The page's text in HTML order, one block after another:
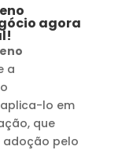
agora
a
lo em
que
adoção pelo